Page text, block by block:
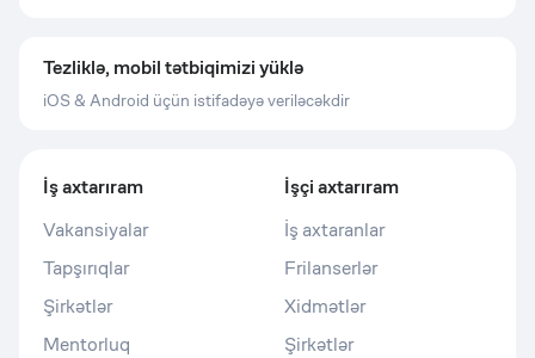
Tezliklə, mobil tətbiqimizi yüklə
iOS & Android üçün istifadəyə veriləcəkdir
İş axtarıram
Vakansiyalar
Tapşırıqlar
Şirkətlər
Mentorluq
İşçi axtarıram
İş axtaranlar
Frilanserlər
Xidmətlər
Şirkətlər